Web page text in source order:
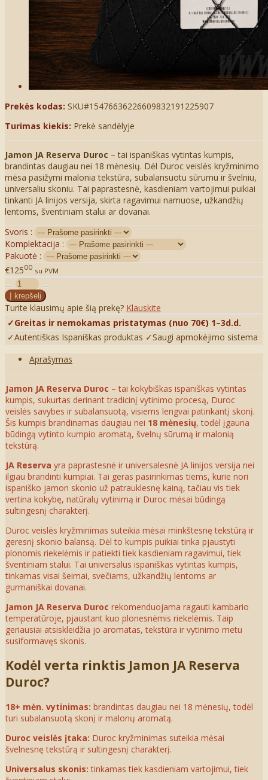
Prekės kodas: SKU#15476636226609832191225907
Turimas kiekis: Prekė sandėlyje
Jamon JA Reserva Duroc – tai ispaniškas vytintas kumpis,
brandintas daugiau nei 18 mėnesių. Dėl Duroc veislės kryžminimo
mėsa pasižymi malonia tekstūra, subalansuotu sūrumu ir švelniu,
universaliu skoniu. Tai paprastesnė, kasdieniam vartojimui puikiai
tinkanti JA linijos versija, skirta ragavimui namuose, užkandžių
lentoms, šventiniam stalui ar dovanai.
Svoris :
Komplektacija :
Pakuotė :
€12500 su PVM
Turite klausimų apie šią prekę? Klauskite
✓Greitas ir nemokamas pristatymas (nuo 70€) 1–3d.d.
✓Autentiškas Ispaniškas produktas ✓Saugi apmokėjimo sistema
Aprašymas
Jamon JA Reserva Duroc – tai kokybiškas ispaniškas vytintas
kumpis, sukurtas derinant tradicinį vytinimo procesą, Duroc
veislės savybes ir subalansuotą, visiems lengvai patinkantį skonį.
Šis kumpis brandinamas daugiau nei 18 mėnesių, todėl įgauna
būdingą vytinto kumpio aromatą, švelnų sūrumą ir malonią
tekstūrą.
JA Reserva yra paprastesnė ir universalesnė JA linijos versija nei
ilgiau brandinti kumpiai. Tai geras pasirinkimas tiems, kurie nori
ispaniško jamon skonio už patrauklesnę kainą, tačiau vis tiek
vertina kokybę, natūralų vytinimą ir Duroc mėsai būdingą
sultingesnį charakterį.
Duroc veislės kryžminimas suteikia mėsai minkštesnę tekstūrą ir
geresnį skonio balansą. Dėl to kumpis puikiai tinka pjaustyti
plonomis riekelėmis ir patiekti tiek kasdieniam ragavimui, tiek
šventiniam stalui. Tai universalus ispaniškas vytintas kumpis,
tinkamas visai šeimai, svečiams, užkandžių lentoms ar
gurmaniškai dovanai.
Jamon JA Reserva Duroc rekomenduojama ragauti kambario
temperatūroje, pjaustant kuo plonesnėmis riekelėmis. Taip
geriausiai atsiskleidžia jo aromatas, tekstūra ir vytinimo metu
susiformavęs skonis.
Kodėl verta rinktis Jamon JA Reserva
Duroc?
18+ mėn. vytinimas: brandintas daugiau nei 18 mėnesių, todėl
turi subalansuotą skonį ir malonų aromatą.
Duroc veislės įtaka: Duroc kryžminimas suteikia mėsai
švelnesnę tekstūrą ir sultingesnį charakterį.
Universalus skonis: tinkamas tiek kasdieniam vartojimui, tiek